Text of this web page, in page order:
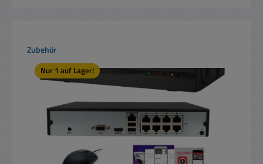
Produktgalerie überspringen
Zubehör
Nur 1 auf Lager!